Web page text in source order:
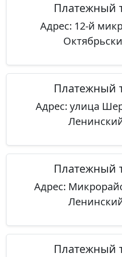
Платежный
Адрес: 12-й
Платежный
Адрес: улица
Платежный
Адрес:
Платежный